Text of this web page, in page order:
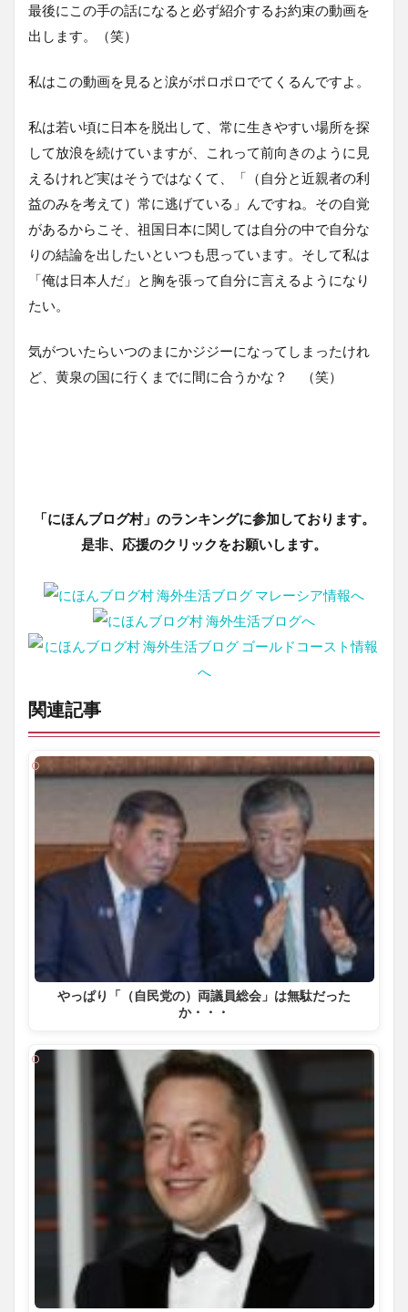
最後にこの手の話になると必ず紹介するお約束の動画を
出します。（笑）
私はこの動画を見ると涙がポロポロでてくるんですよ。
私は若い頃に日本を脱出して、常に生きやすい場所を探
して放浪を続けていますが、これって前向きのように見
えるけれど実はそうではなくて、「（自分と近親者の利
益のみを考えて）常に逃げている」んですね。その自覚
があるからこそ、祖国日本に関しては自分の中で自分な
りの結論を出したいといつも思っています。そして私は
「俺は日本人だ」と胸を張って自分に言えるようになり
たい。
気がついたらいつのまにかジジーになってしまったけれ
ど、黄泉の国に行くまでに間に合うかな？ （笑）
「にほんブログ村」のランキングに参加しております。
是非、応援のクリックをお願いします。
関連記事
やっぱり「（自民党の）両議員総会」は無駄だった
か・・・